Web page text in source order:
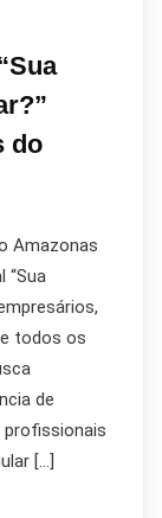
do
Amazonas
“Sua
todos os
de
[…]